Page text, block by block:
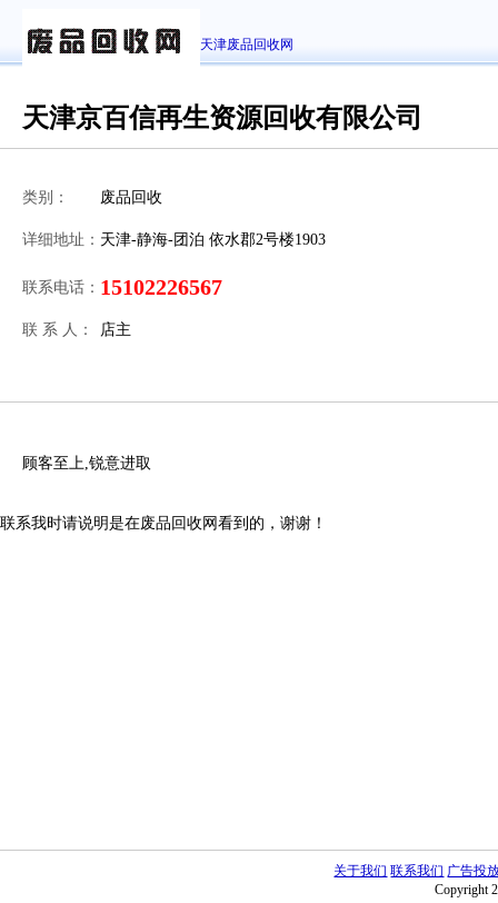
天津废品回收网
天津京百信再生资源回收有限公司
类别： 废品回收
详细地址： 天津-静海-团泊 依水郡2号楼1903
联系电话： 15102226567
联 系 人： 店主
顾客至上,锐意进取
联系我时请说明是在废品回收网看到的，谢谢！
关于我们 联系我们 广告投
Copyright